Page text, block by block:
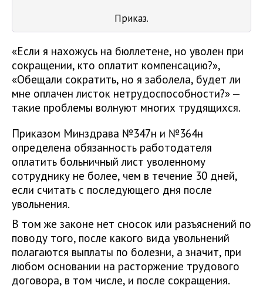
Приказ.
«Если я нахожусь на бюллетене, но уволен при
сокращении, кто оплатит компенсацию?»,
«Обещали сократить, но я заболела, будет ли
мне оплачен листок нетрудоспособности?» —
такие проблемы волнуют многих трудящихся.
Приказом Минздрава №347н и №364н
определена обязанность работодателя
оплатить больничный лист уволенному
сотруднику не более, чем в течение 30 дней,
если считать с последующего дня после
увольнения.
В том же законе нет сносок или разъяснений по
поводу того, после какого вида увольнений
полагаются выплаты по болезни, а значит, при
любом основании на расторжение трудового
договора, в том числе, и после сокращения.